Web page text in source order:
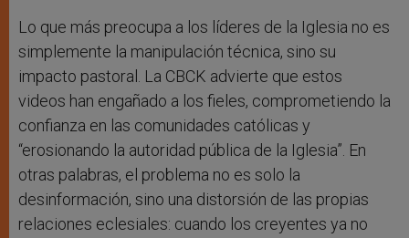
Lo que más preocupa a los líderes de la Iglesia no es
simplemente la manipulación técnica, sino su
impacto pastoral. La CBCK advierte que estos
videos han engañado a los fieles, comprometiendo la
confianza en las comunidades católicas y
“erosionando la autoridad pública de la Iglesia”. En
otras palabras, el problema no es solo la
desinformación, sino una distorsión de las propias
relaciones eclesiales: cuando los creyentes ya no